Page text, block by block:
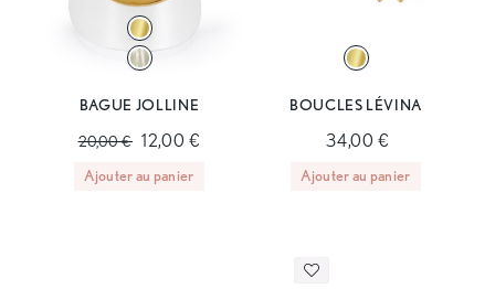
BAGUE JOLLINE
20,00 € 12,00 €
Ajouter au panier
BOUCLES LÉVINA
34,00 €
Ajouter au panier